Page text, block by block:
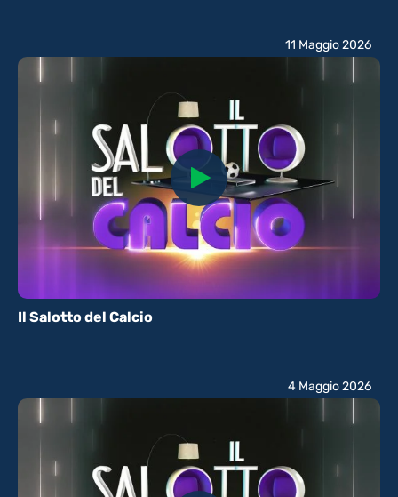
Il Salotto del Calcio
11 Maggio 2026
4 Maggio 2026